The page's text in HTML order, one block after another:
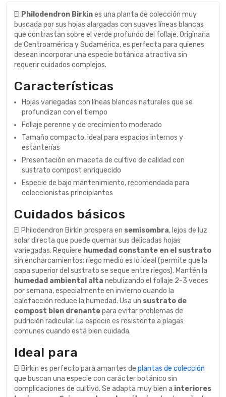
El Philodendron Birkines una planta de colección muy
buscada por sus hojas alargadas con suaves líneas blancas
que contrastan sobre el verde profundo del follaje. Originaria
de Centroamérica y Sudamérica, es perfecta para quienes
desean incorporar una especie botánica atractiva sin
requerir cuidados complejos.
Características
Hojas variegadas con líneas blancas naturales que se
profundizan con el tiempo
Follaje perenne y de crecimiento moderado
Tamaño compacto, ideal para espacios internos y
estanterías
Presentación en maceta de cultivo de calidad con
sustrato compost enriquecido
Especie de bajo mantenimiento, recomendada para
coleccionistas principiantes
Cuidados básicos
El Philodendron Birkin prospera en semisombra, lejos de luz
solar directa que puede quemar sus delicadas hojas
variegadas. Requiere humedad constante en el sustrato
sin encharcamientos; riego medio es lo ideal (permite que la
capa superior del sustrato se seque entre riegos). Mantén la
humedad ambiental alta nebulizando el follaje 2-3 veces
por semana, especialmente en invierno cuando la
calefacción reduce la humedad. Usa un sustrato de
compost bien drenantepara evitar problemas de
pudrición radicular. La especie es resistente a plagas
comunes cuando está bien cuidada.
Ideal para
El Birkin es perfecto para amantes de plantas de colección
que buscan una especie con carácter botánico sin
complicaciones de cultivo. Se adapta muy bien a interiores